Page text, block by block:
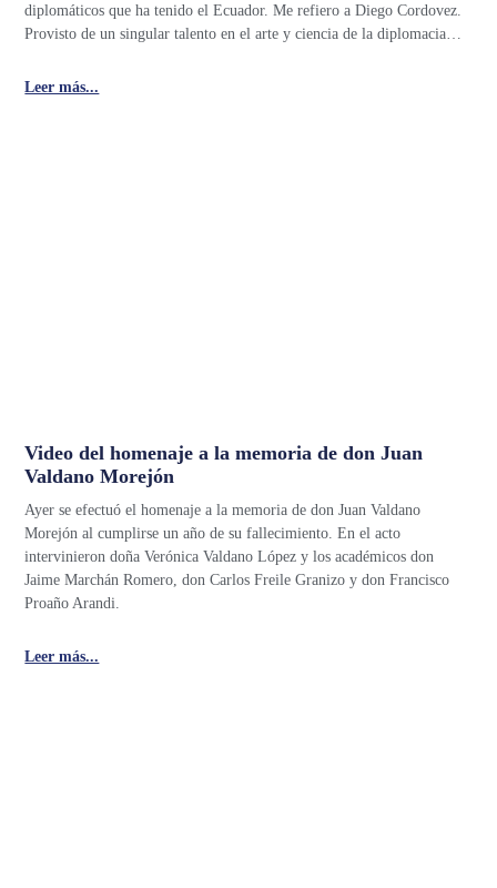
diplomáticos que ha tenido el Ecuador. Me refiero a Diego Cordovez.
Provisto de un singular talento en el arte y ciencia de la diplomacia…
Leer más...
Video del homenaje a la memoria de don Juan
Valdano Morejón
Ayer se efectuó el homenaje a la memoria de don Juan Valdano
Morejón al cumplirse un año de su fallecimiento. En el acto
intervinieron doña Verónica Valdano López y los académicos don
Jaime Marchán Romero, don Carlos Freile Granizo y don Francisco
Proaño Arandi.
Leer más...